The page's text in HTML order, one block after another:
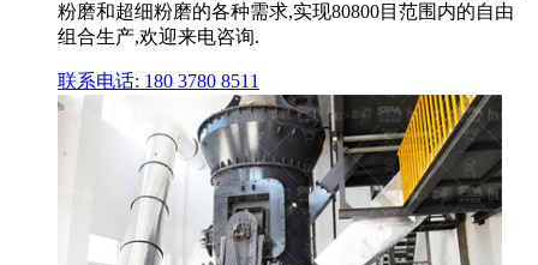
粉磨和超细粉磨的各种需求,实现80800目范围内的自由
组合生产,欢迎来电咨询.
联系电话: 180 3780 8511